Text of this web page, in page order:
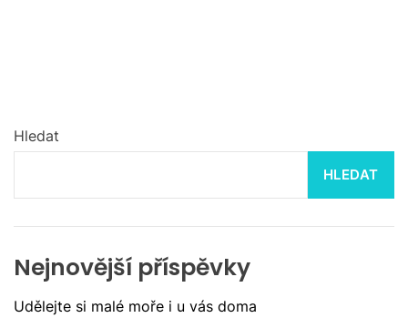
Hledat
HLEDAT
Nejnovější příspěvky
Udělejte si malé moře i u vás doma